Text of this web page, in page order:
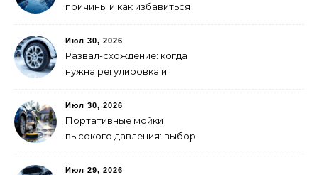
причины и как избавиться
Июл 30, 2026
Развал-схождение: когда
нужна регулировка и
Июл 30, 2026
Портативные мойки
высокого давления: выбор
мойки авто
Июл 29, 2026